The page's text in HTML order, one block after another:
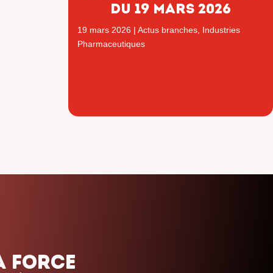
du 19 mars 2026
19 mars 2026 | Actus branches, Industries
Pharmaceutiques